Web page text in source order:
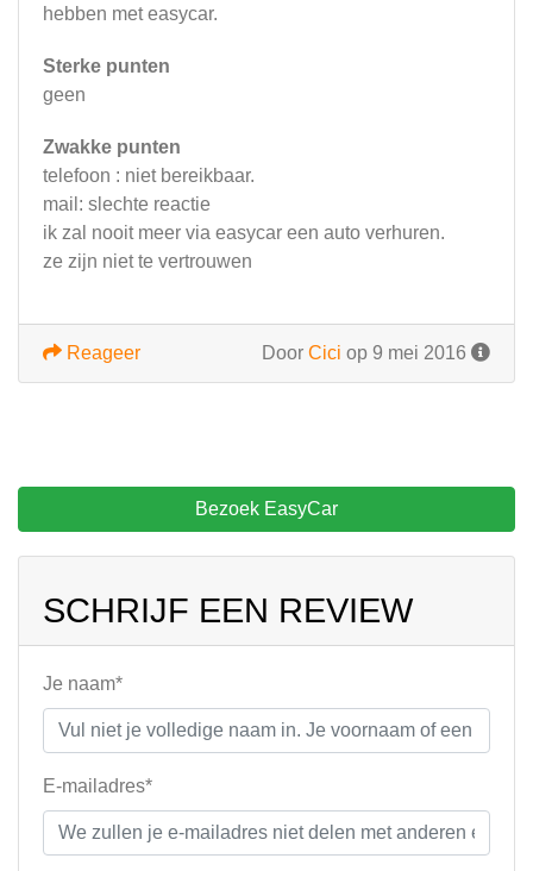
hebben met easycar.
Sterke punten
geen
Zwakke punten
telefoon : niet bereikbaar.
mail: slechte reactie
ik zal nooit meer via easycar een auto verhuren.
ze zijn niet te vertrouwen
Door Cici op 9 mei 2016
Reageer
Bezoek EasyCar
SCHRIJF EEN REVIEW
Je naam*
E-mailadres*